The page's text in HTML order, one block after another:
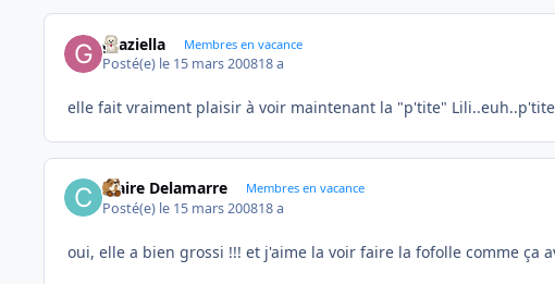
graziella Membres en vacance
Posté(e) le 15 mars 200818 a
elle fait vraiment plaisir à voir maintenant la "p'tite"
Claire Delamarre Membres en vacance
Posté(e) le 15 mars 200818 a
oui, elle a bien grossi !!! et j'aime la voir faire la fofolle comme ça